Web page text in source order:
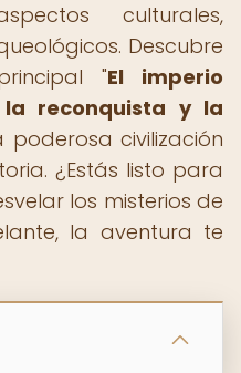
culturales,
Descubre
"El imperio
reconquista y la
poderosa civilización
¿Estás listo para
los misterios de
la aventura te